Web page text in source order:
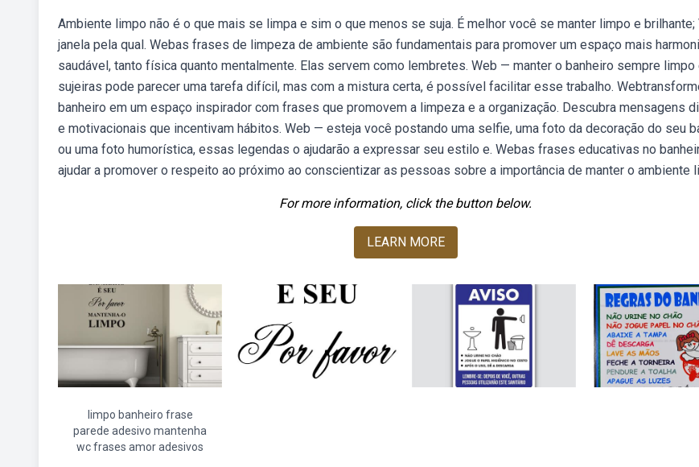
Ambiente limpo não é o que mais se limpa e sim o que menos se suja. É melhor você se manter limpo e brilhante;
janela pela qual. Webas frases de limpeza de ambiente são fundamentais para promover um espaço mais
saudável, tanto física quanto mentalmente. Elas servem como lembretes. Web — manter o banheiro sempre limpo
sujeiras pode parecer uma tarefa difícil, mas com a mistura certa, é possível facilitar esse trabalho.
banheiro em um espaço inspirador com frases que promovem a limpeza e a organização. Descubra mensagens
e motivacionais que incentivam hábitos. Web — esteja você postando uma selfie, uma foto da decoração do seu
ou uma foto humorística, essas legendas o ajudarão a expressar seu estilo e. Webas frases educativas no
ajudar a promover o respeito ao próximo ao conscientizar as pessoas sobre a importância de manter o ambiente
For more information, click the button below.
LEARN MORE
limpo banheiro frase
parede adesivo mantenha
wc frases amor adesivos